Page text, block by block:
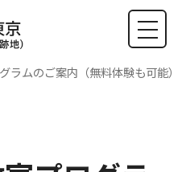
ラムのご案内（無料体験も可能）